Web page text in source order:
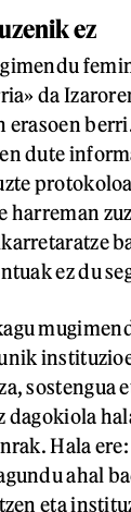
ez
da
erasoen
dute
harreman
ez du
sostengua
dagokiola
Hala
ahal
eta